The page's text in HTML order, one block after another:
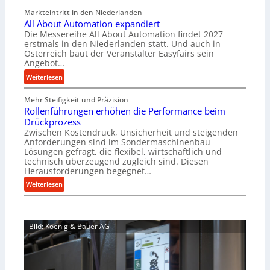
e
r
s
o
u
g
e
n
t
s
p
a
n
s
i
c
s
c
h
i
n
e
n
a
u
-
B
e
s
t
e
l
u
n
g
Markteintritt in den Niederlanden
All About Automation expandiert
Die Messereihe All About Automation findet 2027
erstmals in den Niederlanden statt. Und auch in
Österreich baut der Veranstalter Easyfairs sein
Angebot…
Weiterlesen:
A
l
l
A
b
o
u
t
A
u
m
a
Mehr Steifigkeit und Präzision
Rollenführungen erhöhen die Performance beim
Drückprozess
Zwischen Kostendruck, Unsicherheit und steigenden
Anforderungen sind im Sondermaschinenbau
Lösungen gefragt, die flexibel, wirtschaftlich und
technisch überzeugend zugleich sind. Diesen
Herausforderungen begegnet…
Weiterlesen:
R
l
l
e
Bild: Koenig & Bauer AG